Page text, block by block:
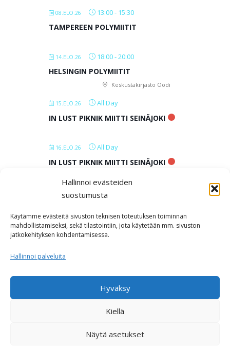
Hallinnoi evästeiden
suostumusta
Käytämme evästeitä sivuston teknisen toteutuksen toiminnan
mahdollistamiseksi, sekä tilastointiin, jota käytetään mm. sivuston
jatkokehityksen kohdentamisessa.
Hallinnoi palveluita
Hyväksy
Kiellä
Näytä asetukset
08.ELO.26 13:00- 15:30
TAMPEREEN POLYMIITIT
14.ELO.26 18:00-20:00
HELSINGIN POLYMIITIT
Keskustakirjasto Oodi
15.ELO.26 All Day
IN LUST PIKNIK MIITTI SEINÄJOKI
16.ELO.26 All Day
IN LUST PIKNIK MIITTI SEINÄJOKI
17.ELO.26 All Day
Copyright © 2026 Polyamoria ja monisuhteisuus